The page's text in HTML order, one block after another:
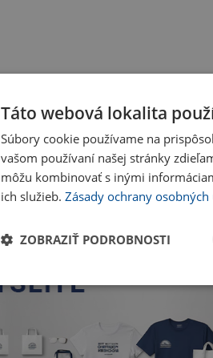
Táto webová lokalita
Súbory cookie používame na
vašom používaní našej stránky
môžu kombinovať s inými
ich služieb. Zásady ochrany
ZOBRAZIŤ PODROBNOSTI